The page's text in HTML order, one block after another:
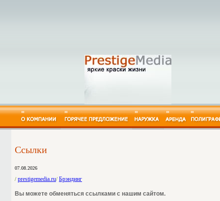
Штендеры в Москве
Оформление фасадов зданий в
Перетяжки - Транспаранты/
Торговое оборудование в Москве
Плоттерная резка в Москве
Услуги регистрации наружной
СВЕТОВЫЕ УКАЗАТЕЛИ в Москве
Аренда перетяжек
Аренда рекламных
Двухсторонняя
Двухсторонняя
Плакат
Ссылки
07.08.2026
/ prestigemedia.ru/ Брэндинг
Вы можете обменяться ссылками с нашим сайтом.